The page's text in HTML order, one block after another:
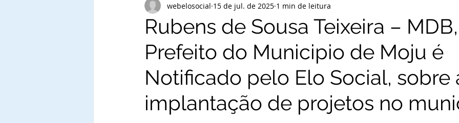
Rubens de Sousa Teixeira – MDB,
Prefeito do Municipio de Moju é
Notificado pelo Elo Social, sobre
implantação de projetos no
webelosocial 15 de jul. de 2025 1 min de leitura